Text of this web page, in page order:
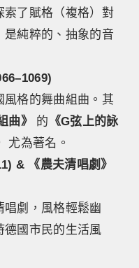
索了賦格（複格）對
純粹的、抽象的音
風格的舞曲組曲。其
曲》 的 《G弦上的詠
尤為著名。
& 《農夫清唱劇》
唱劇，風格輕鬆幽
德國市民的生活風